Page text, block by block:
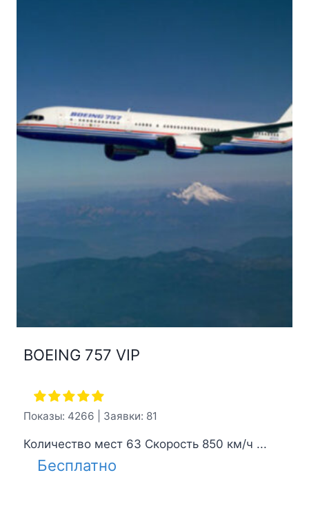
BOEING 757 VIP
Показы: 4266 | Заявки: 81
Количество мест 63 Скорость 850 км/ч ...
Бесплатно